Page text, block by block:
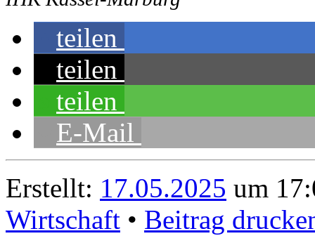
teilen
teilen
teilen
E-Mail
Erstellt: 17.05.2025 um
Wirtschaft • Beitrag